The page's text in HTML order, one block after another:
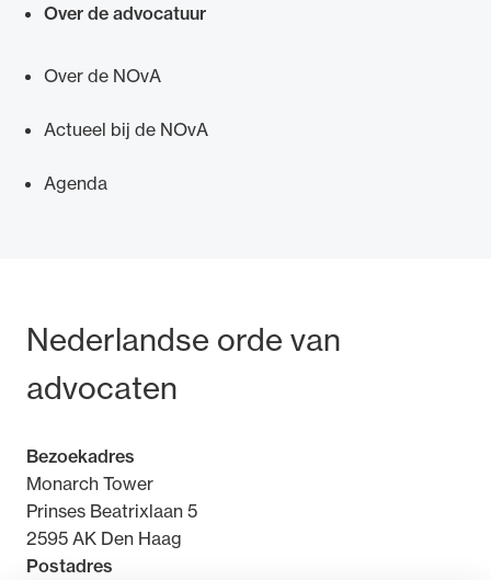
Over de advocatuur
Over de NOvA
Actueel bij de NOvA
Agenda
Bezoek- en postadres
Nederlandse orde van
advocaten
Bezoekadres
Monarch Tower
Prinses Beatrixlaan 5
2595 AK Den Haag
Postadres